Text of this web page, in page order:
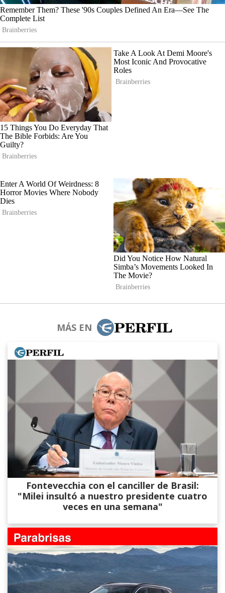
MÁS EN
Fontevecchia con el canciller de Brasil:
"Milei insultó a nuestro presidente cuatro
veces en una semana"